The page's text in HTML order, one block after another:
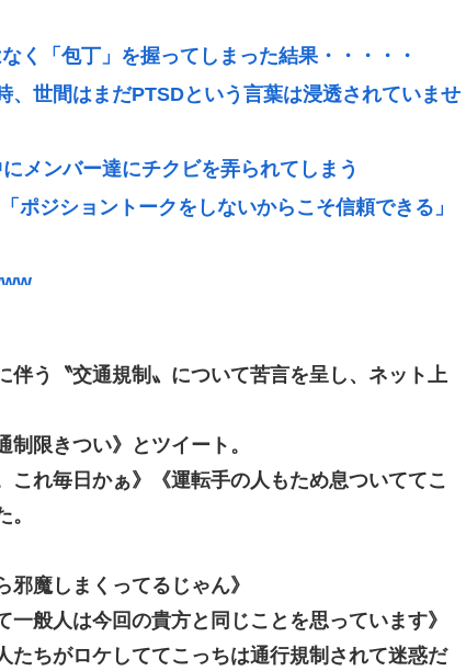
く「包丁」を握ってしまった結果・・・・・
、世間はまだPTSDという言葉は浸透されていませ
メンバー達にチクビを弄られてしまう
ポジショントークをしないからこそ信頼できる」
とでは国民の信用がなくなってしまう」
へ…「死んだほうが良かった」
無い部位を摘出 脳幹など損傷受け植物状態に
べ」極秘で熊本でボランティアをしていた
に擁護できないwww
クリエイターが絶賛 過激描写はBPOでも議論に
水でトイレ流せず悪臭&床に直接就寝&コロナ感
意
伴う〝交通規制〟について苦言を呈し、ネット上
制限きつい》とツイート。
これ毎日かぁ》《運転手の人もため息ついててこ
邪魔しまくってるじゃん》
一般人は今回の貴方と同じことを思っています》
たちがロケしててこっちは通行規制されて迷惑だ